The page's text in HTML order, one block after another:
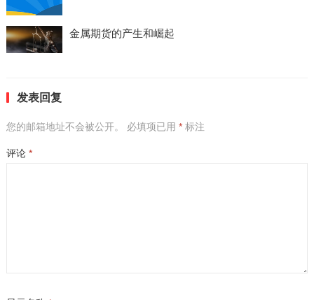
金属期货的产生和崛起
发表回复
您的邮箱地址不会被公开。 必填项已用 *标注
评论 *